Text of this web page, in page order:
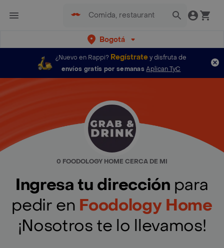
Bogotá
¿Nuevo en Rappi? Regístratey disfruta de
envíos gratis por semanas Aplican TyC
0 FOODOLOGY HOME CERCA DE MI
Ingresa tu dirección para
pedir en Foodology Home
¡Nosotros te lo llevamos!